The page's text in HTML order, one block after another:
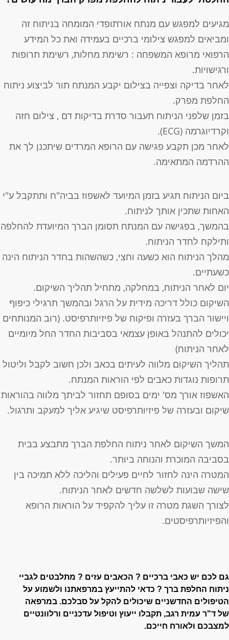
מגיעים למפגש עם מנתח אורתופדי המומחה בניתוח זה
ומביאים למפגש צילומי ברכיים בעמידה ואת כל המידע
הרפואי מרופא המשפחה : רשימת מחלות, רשימת תרופות
ורגישויות.
לאחר בדיקה וצפייה בצילום יקבע המנתח תור לביצוע ניתוח
החלפת מפרק.
בזמן שלפני הניתוח תעבור סדרת בדיקות דם , צילום חזה
וקרדיוגרמה (ECG).
לאחר מכן תקבע פגישה עם הרופא המרדים שיתכנן לך את
ההרדמה המתאימה.
ביום הניתוח תגיע בזמן המיועד לאשפוז בביה"ח ותתקבל ע"י
האחות שתכין אותך לניתוח.
בהמשך, בפגישה עם המנתח תסומן הברך המיועדת להחלפה
ותילקח לחדר הניתוח.
מהלך הניתוח הוא כשעה וחצי, כשהשהות בחדר הניתוח הינה
כשעתיים.
יום לאחר הניתוח, במחלקה, מתחיל תהליך השיקום.
השיקום כולל דריכה מידית על הרגל ובהמשך תרגילי כיפוף
ויישור הברך בעזרה ופיקוח של פיזיותרפיסט. (רוב המנותחים
יכולים להתנהל באופן עצמאי בסביבות החדר החל מיומיים
לאחר הניתוח)
תהליך השיקום מלווה לעיתים בכאב ולכן חשוב לקבל וליטול
תרופות נוגדות כאבים לפי הוראות המנתח.
האשפוז אורך מס' ימים בסופם תחזור לביתך מלווה בהוראות
שיקום ובעזרה של פיזיותרפיסט שיגיע אליך למעקב ותרגול.
המשך השיקום לאחר ניתוח החלפת הברך מתבצע בבית
בסביבה המוכרת והנוחה ביותר.
המטרה הינה לחזור לחיים פעילים והליכה ללא תמיכה בין
שישה שבועות לשלשה חדשים לאחר הניתוח.
לצורך השגת מטרה זו עליך להקפיד על הוראות הרופא
והפיזיותרפיסטים.
גם לכם יש כאבי ברכיים ? הכאבים עזים ? מתלבטים לגביי
ניתוח החלפת ברך ? כדאי להתייעץ במרפאתנו ולשמוע על
הטיפולים החדשניים שיכולים להקל על סבלכם. במרפאה
של ד"ר עמית רגב, תקבלו ייעוץ וטיפול עדכניים ורלוונטיים
למצבכם ולאורח חייכם.